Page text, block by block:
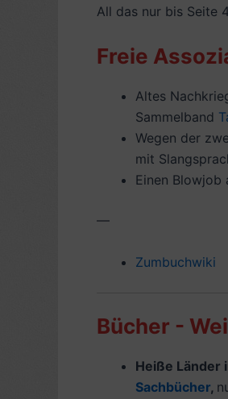
All das nur bis Seite
Freie
Altes
Sammelband
Wegen der
mit
Einen
—
Zumbuchwiki
Bücher -
Heiße Länder
Sachbücher,